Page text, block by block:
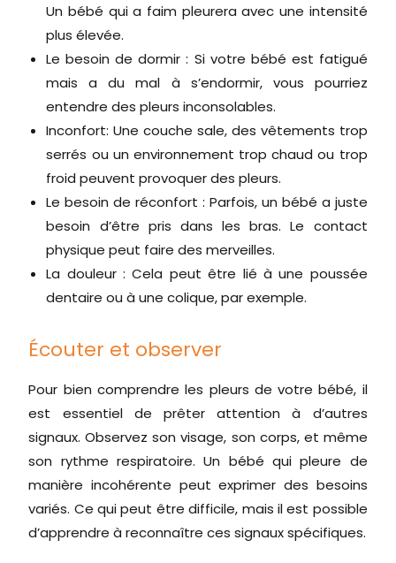
Un bébé qui a faim pleurera avec une intensité
plus élevée.
Le besoin de dormir : Si votre bébé est fatigué
mais a du mal à s’endormir, vous pourriez
entendre des pleurs inconsolables.
Inconfort: Une couche sale, des vêtements trop
serrés ou un environnement trop chaud ou trop
froid peuvent provoquer des pleurs.
Le besoin de réconfort : Parfois, un bébé a juste
besoin d’être pris dans les bras. Le contact
physique peut faire des merveilles.
La douleur : Cela peut être lié à une poussée
dentaire ou à une colique, par exemple.
Écouter et observer
Pour bien comprendre les pleurs de votre bébé, il
est essentiel de prêter attention à d’autres
signaux. Observez son visage, son corps, et même
son rythme respiratoire. Un bébé qui pleure de
manière incohérente peut exprimer des besoins
variés. Ce qui peut être difficile, mais il est possible
d’apprendre à reconnaître ces signaux spécifiques.